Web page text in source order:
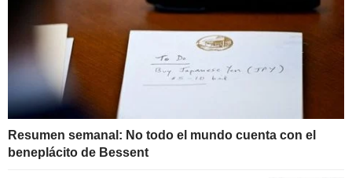
Resumen semanal: No todo el mundo cuenta con el
beneplácito de Bessent